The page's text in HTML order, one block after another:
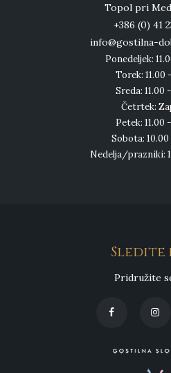
Topol pri
+386 (0) 41
info@gostilna-
Ponedeljek:
Torek: 11.00
Sreda: 11.00
Četrtek:
Petek: 11.00
Sobota: 10.00
Nedelja/prazniki:
Sledite
Pridružite